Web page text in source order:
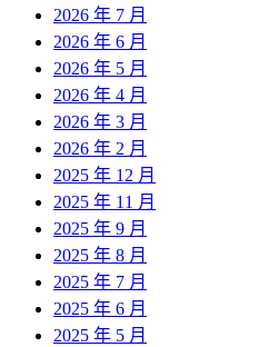
2026 年 7 月
2026 年 6 月
2026 年 5 月
2026 年 4 月
2026 年 3 月
2026 年 2 月
2025 年 12 月
2025 年 11 月
2025 年 9 月
2025 年 8 月
2025 年 7 月
2025 年 6 月
2025 年 5 月